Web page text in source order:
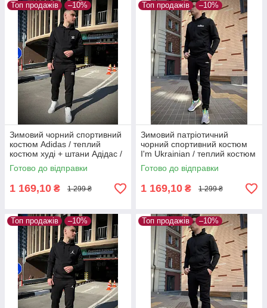
Топ продажів –10%
Зимовий чорний спортивний
костюм Adidas / теплий
костюм худі + штани Адідас /
костюм чорного кольору
Готово до відправки
1 169,10 ₴ 1 299 ₴
Топ продажів –10%
Зимовий патріотичний
чорний спортивний костюм
I'm Ukrainian / теплий костюм
кофта на змійці + штани
Готово до відправки
1 169,10 ₴ 1 299 ₴
Топ продажів –10% Топ продажів –10%